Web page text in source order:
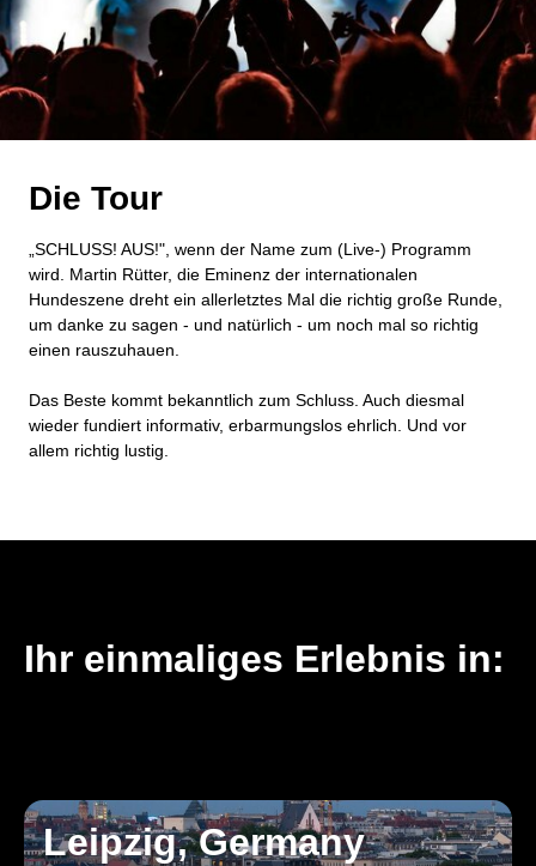
Die Tour
„SCHLUSS! AUS!", wenn der Name zum (Live-) Programm
wird. Martin Rütter, die Eminenz der internationalen
Hundeszene dreht ein allerletztes Mal die richtig große Runde,
um danke zu sagen - und natürlich - um noch mal so richtig
einen rauszuhauen.
Das Beste kommt bekanntlich zum Schluss. Auch diesmal
wieder fundiert informativ, erbarmungslos ehrlich. Und vor
allem richtig lustig.
Ihr einmaliges Erlebnis in:
Leipzig, Germany